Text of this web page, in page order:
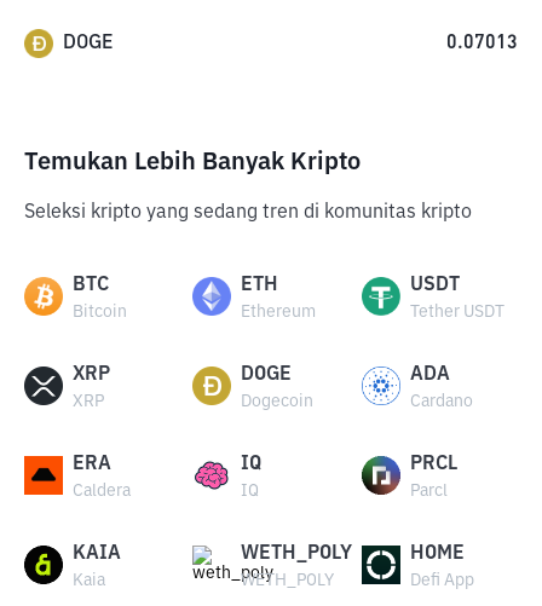
DOGE 0.07013
Temukan Lebih Banyak Kripto
Seleksi kripto yang sedang tren di komunitas kripto
BTC
Bitcoin
ETH
Ethereum
USDT
Tether USDT
XRP
XRP
DOGE
Dogecoin
ADA
Cardano
ERA
Caldera
IQ
IQ
PRCL
Parcl
KAIA
Kaia
WETH_POLY
WETH_POLY
HOME
Defi App